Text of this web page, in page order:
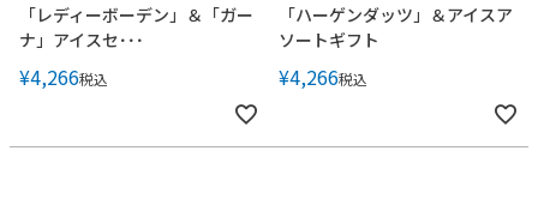
「レディーボーデン」＆「ガー
ナ」アイスセ･･･
¥4,266税込
「ハーゲンダッツ」＆アイスア
ソートギフト
¥4,266税込